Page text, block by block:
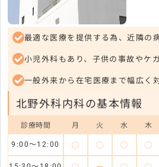
最適な医療を提供する為、近隣の
小児外科もあり、子供の事故やケ
一般外来から在宅医療まで幅広く
北野外科内科の基本情報
診療時間 月 火 水 木
9:00～12:00 ◯ ◯ ◯ ◯